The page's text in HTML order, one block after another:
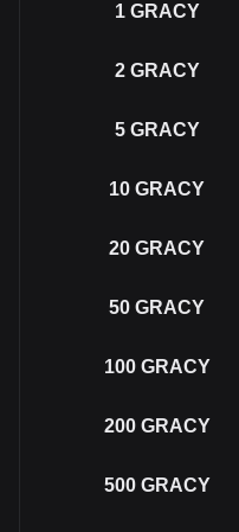
1 GRACY
2 GRACY
5 GRACY
10 GRACY
20 GRACY
50 GRACY
100 GRACY
200 GRACY
500 GRACY